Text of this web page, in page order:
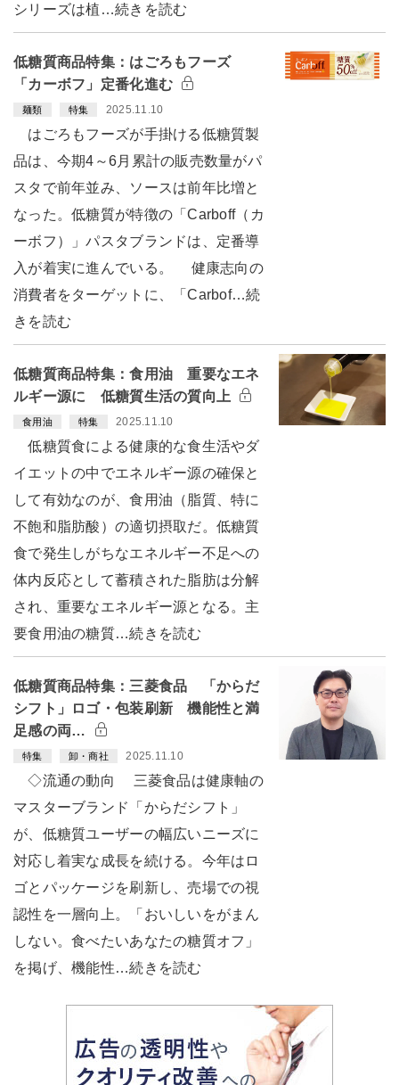
シリーズは植…続きを読む
低糖質商品特集：はごろもフーズ
「カーボフ」定番化進む
麺類 特集 2025.11.10
はごろもフーズが手掛ける低糖質製
品は、今期4～6月累計の販売数量がパ
スタで前年並み、ソースは前年比増と
なった。低糖質が特徴の「Carboff（カ
ーボフ）」パスタブランドは、定番導
入が着実に進んでいる。 健康志向の
消費者をターゲットに、「Carbof…続
きを読む
低糖質商品特集：食用油 重要なエネ
ルギー源に 低糖質生活の質向上
食用油 特集 2025.11.10
低糖質食による健康的な食生活やダ
イエットの中でエネルギー源の確保と
して有効なのが、食用油（脂質、特に
不飽和脂肪酸）の適切摂取だ。低糖質
食で発生しがちなエネルギー不足への
体内反応として蓄積された脂肪は分解
され、重要なエネルギー源となる。主
要食用油の糖質…続きを読む
低糖質商品特集：三菱食品 「からだ
シフト」ロゴ・包装刷新 機能性と満
足感の両…
特集 卸・商社 2025.11.10
◇流通の動向 三菱食品は健康軸の
マスターブランド「からだシフト」
が、低糖質ユーザーの幅広いニーズに
対応し着実な成長を続ける。今年はロ
ゴとパッケージを刷新し、売場での視
認性を一層向上。「おいしいをがまん
しない。食べたいあなたの糖質オフ」
を掲げ、機能性…続きを読む